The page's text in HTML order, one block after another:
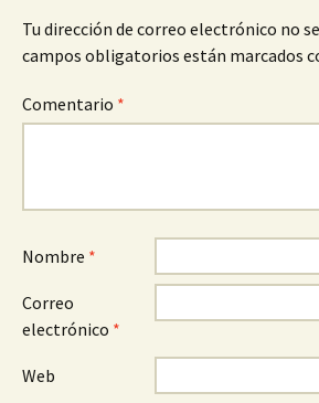
Tu dirección de correo electrónico no
campos obligatorios están marcados
Comentario *
Nombre *
Correo
electrónico *
Web